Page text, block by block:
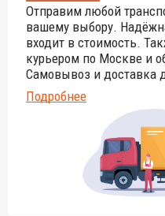
Отправим любой
вашему выбору.
входит в стоимость.
курьером по Москве и
Самовывоз и доставка
Подробнее